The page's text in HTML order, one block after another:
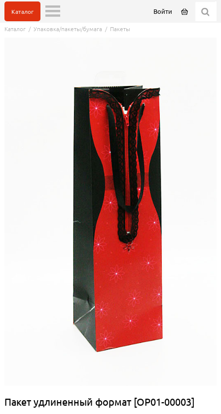
Войти
Каталог
Каталог/ Упаковка/пакеты/бумага / Пакеты
Пакет удлиненный формат [ОР01-00003]